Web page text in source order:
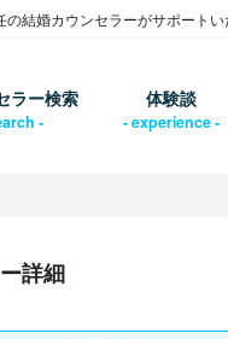
結婚カウンセラーがサポートい
ラー検索 体験談
詳細